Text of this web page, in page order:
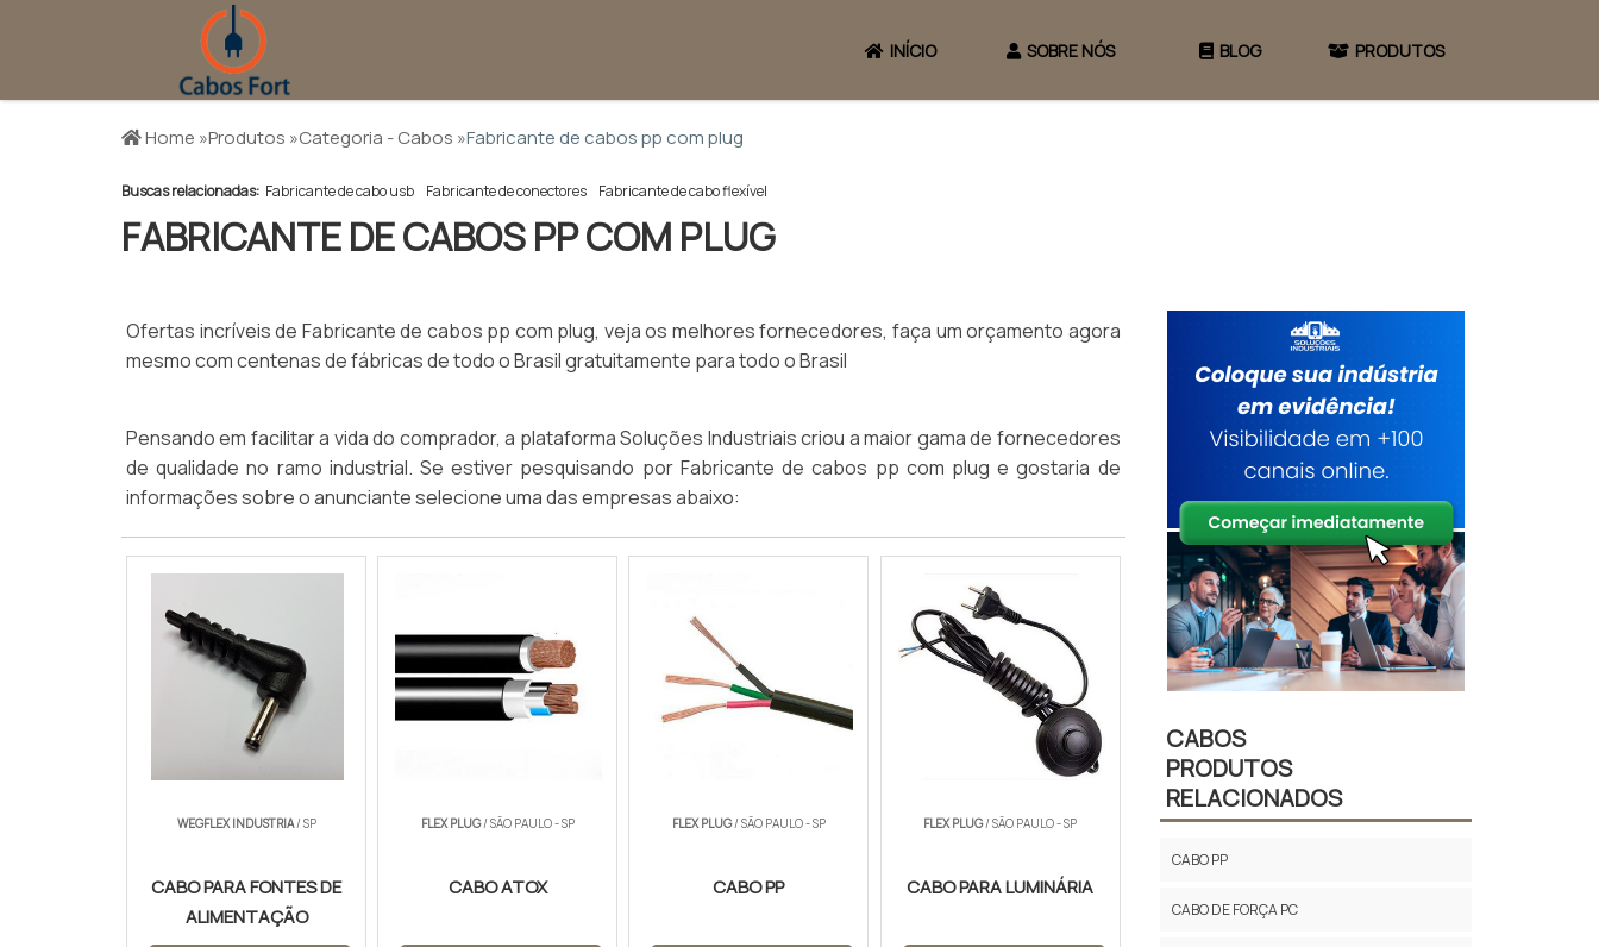
INÍCIO SOBRE NÓS BLOG PRODUTOS
Home »Produtos »Categoria - Cabos »Fabricante de cabos pp com plug
Buscas relacionadas: Fabricante de cabo usb Fabricante de conectores Fabricante de cabo flexível
FABRICANTE DE CABOS PP COM PLUG
Ofertas incríveis de Fabricante de cabos pp com plug, veja os melhores fornecedores, faça um orçamento agora
mesmo com centenas de fábricas de todo o Brasil gratuitamente para todo o Brasil
Pensando em facilitar a vida do comprador, a plataforma Soluções Industriais criou a maior gama de fornecedores
de qualidade no ramo industrial. Se estiver pesquisando por Fabricante de cabos pp com plug e gostaria de
informações sobre o anunciante selecione uma das empresas abaixo:
WEGFLEX INDUSTRIA/ SP
CABO PARA FONTES DE
ALIMENTAÇÃO
FLEX PLUG/ SÃO PAULO - SP
CABO ATOX
FLEX PLUG/ SÃO PAULO - SP
CABO PP
FLEX PLUG/ SÃO PAULO - SP
CABO PARA LUMINÁRIA
CABOS
PRODUTOS
RELACIONADOS
CABO PP
CABO DE FORÇA PC